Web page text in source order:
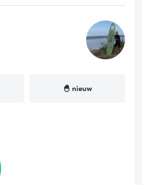
🐣 nieuw